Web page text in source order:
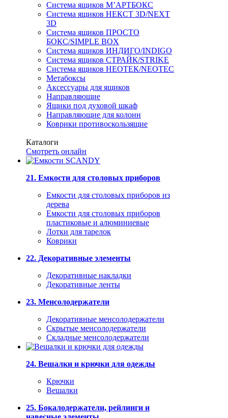
Система ящиков М’АРТБОКС
Система ящиков НЕКСТ 3D/NEXT
3D
Система ящиков ПРОСТО
БОКС/SIMPLE BOX
Система ящиков ИНДИГО/INDIGO
Система ящиков СТРАЙК/STRIKE
Система ящиков НЕОТЕК/NEOTEC
Метабоксы
Аксессуары для ящиков
Направляющие
Ящики под духовой шкаф
Направляющие для колонн
Коврики противоскользящие
Каталоги
Смотреть онлайн
21. Емкости для столовых приборов
Емкости для столовых приборов из
дерева
Емкости для столовых приборов
пластиковые и алюминиевые
Лотки для тарелок
Коврики
22. Декоративные элементы
Декоративные накладки
Декоративные ленты
23. Менсолодержатели
Декоративные менсолодержатели
Скрытые менсолодержатели
Складные менсолодержатели
24. Вешалки и крючки для одежды
Крючки
Вешалки
25. Бокалодержатели, рейлинги и